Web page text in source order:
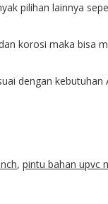
pilihan lainnya
korosi maka bisa
dengan
, pintu bahan upvc